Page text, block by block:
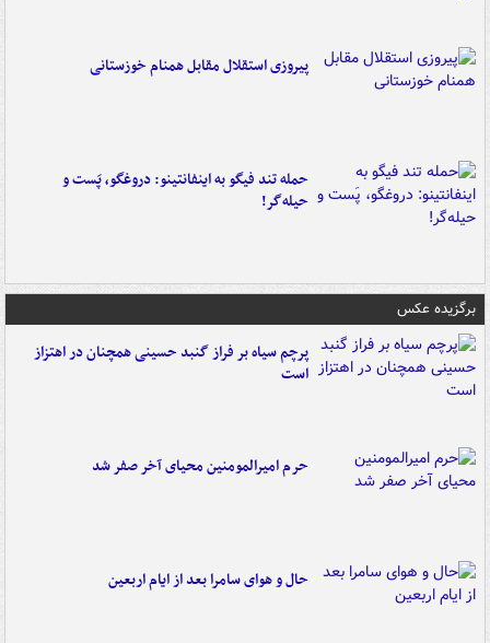
پیروزی استقلال مقابل همنام خوزستانی
حمله تند فیگو به اینفانتینو: دروغگو، پَست‌ و
حیله‌گر!
برگزیده عکس
پرچم سیاه بر فراز گنبد حسینی همچنان در اهتزاز
است
حرم امیرالمومنین محیای آخر صفر شد
حال و هوای سامرا بعد از ایام اربعین